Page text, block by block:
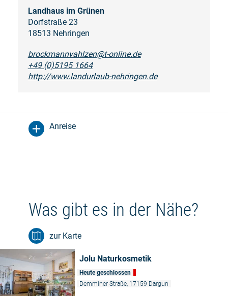
Landhaus im Grünen
Dorfstraße 23
18513 Nehringen
brockmannvahlzen@t-online.de
+49 (0)5195 1664
http://www.landurlaub-nehringen.de
Anreise
Was gibt es in der Nähe?
zur Karte
Jolu Naturkosmetik
Heute geschlossen
Demminer Straße, 17159 Dargun